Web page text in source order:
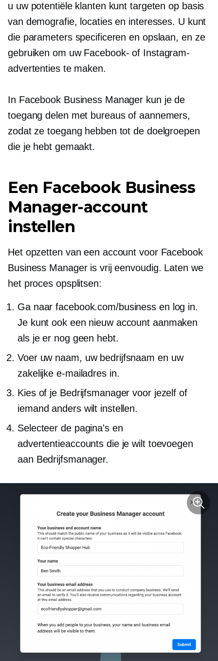
u uw potentiële klanten kunt targeten op basis
van demografie, locaties en interesses. U kunt
die parameters specificeren en opslaan, en ze
gebruiken om uw Facebook- of Instagram-
advertenties te maken.
In Facebook Business Manager kun je de
toegang delen met bureaus of aannemers,
zodat ze toegang hebben tot de doelgroepen
die je hebt gemaakt.
Een Facebook Business
Manager-account
instellen
Het opzetten van een account voor Facebook
Business Manager is vrij eenvoudig. Laten we
het proces opsplitsen:
Ga naar facebook.com/business en log in.
Je kunt ook een nieuw account aanmaken
als je er nog geen hebt.
Voer uw naam, uw bedrijfsnaam en uw
zakelijke e-mailadres in.
Kies of je Bedrijfsmanager voor jezelf of
iemand anders wilt instellen.
Selecteer de pagina's en
advertentieaccounts die je wilt toevoegen
aan Bedrijfsmanager.